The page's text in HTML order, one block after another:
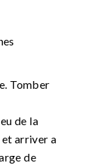
Tomber
de la
et arriver a
de